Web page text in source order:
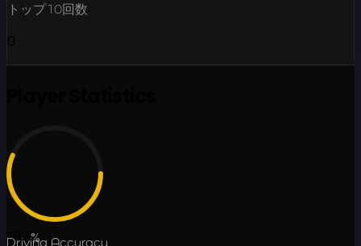
トップ10回数
56.5%
Driving Accuracy